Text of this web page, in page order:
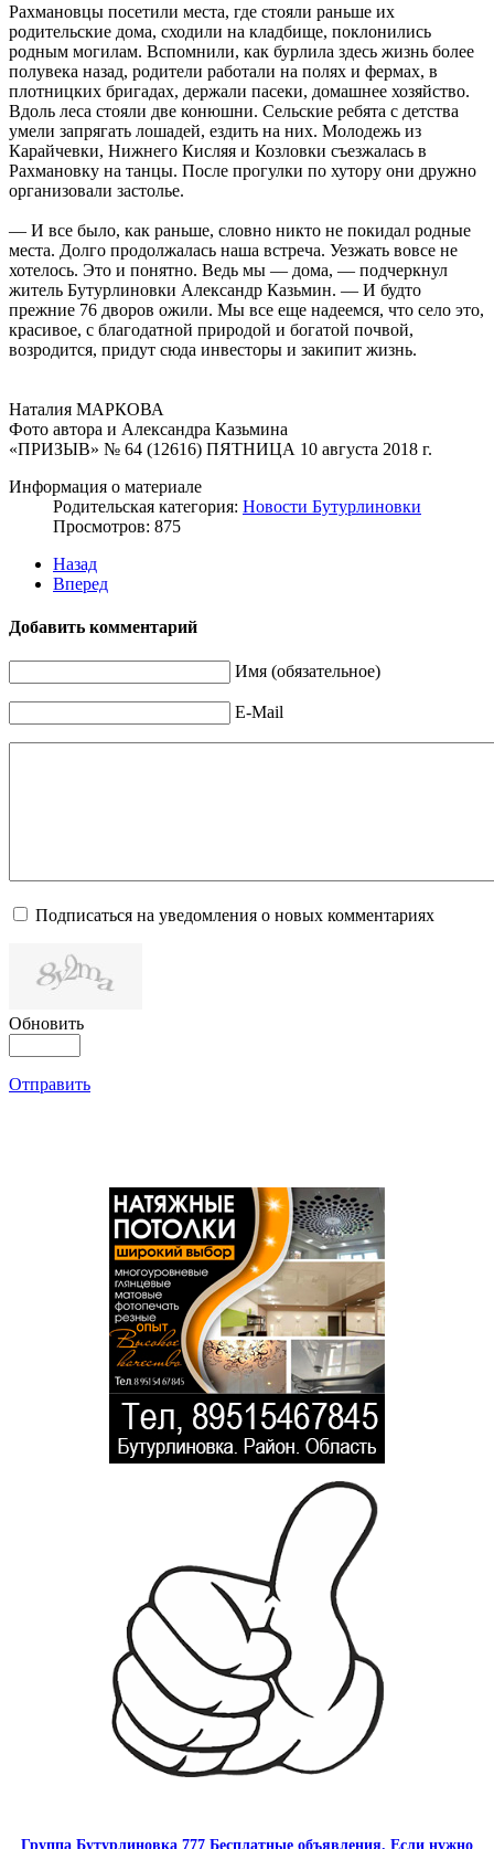
Рахмановцы посетили места, где стояли раньше их
родительские дома, сходили на кладбище, поклонились
родным могилам. Вспомнили, как бурлила здесь жизнь более
полувека назад, родители работали на полях и фермах, в
плотницких бригадах, держали пасеки, домашнее хозяйство.
Вдоль леса стояли две конюшни. Сельские ребята с детства
умели запрягать лошадей, ездить на них. Молодежь из
Карайчевки, Нижнего Кисляя и Козловки съезжалась в
Рахмановку на танцы. После прогулки по хутору они дружно
организовали застолье.
— И все было, как раньше, словно никто не покидал родные
места. Долго продолжалась наша встреча. Уезжать вовсе не
хотелось. Это и понятно. Ведь мы — дома, — подчеркнул
житель Бутурлиновки Александр Казьмин. — И будто
прежние 76 дворов ожили. Мы все еще надеемся, что село это,
красивое, с благодатной природой и богатой почвой,
возродится, придут сюда инвесторы и закипит жизнь.
Наталия МАРКОВА
Фото автора и Александра Казьмина
«ПРИЗЫВ» № 64 (12616) ПЯТНИЦА 10 августа 2018 г.
Информация о материале
Родительская категория: Новости Бутурлиновки
Просмотров: 875
Назад
Вперед
Добавить комментарий
Имя (обязательное)
E-Mail
Подписаться на уведомления о новых комментариях
Обновить
Отправить
Группа Бутурлиновка 777 Бесплатные объявления. Если нужно